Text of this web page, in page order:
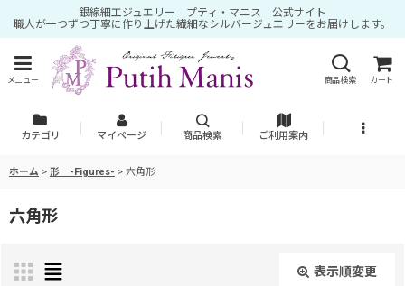
銀線細工ジュエリー プティ・マニス 公式サイト
職人が一つずつ丁寧に作り上げた繊細なシルバージュエリーをお届けします。
メニュー 商品検索 カート
カテゴリ マイページ 商品検索 ご利用案内
ホーム > 形 -Figures- > 六角形
六角形
表示順変更